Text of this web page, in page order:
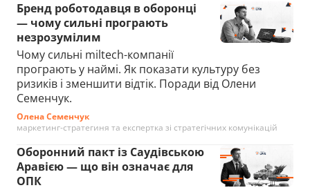
Бренд роботодавця в оборонці
— чому сильні програють
незрозумілим
Чому сильні miltech-компанії
програють у наймі. Як показати культуру без
ризиків і зменшити відтік. Поради від Олени
Семенчук.
Олена Семенчук
маркетинг-стратегиня та експертка зі стратегічних комунікацій
Оборонний пакт із Саудівською
Аравією — що він означає для
ОПК